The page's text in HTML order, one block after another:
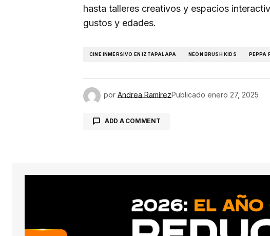
hasta talleres creativos y espacios
gustos y edades.
CINE INMERSIVO EN IZTAPALAPA NEON BRUSH KIDS PEPPA
por Andrea RamírezPublicado enero 27, 2025
ADD A COMMENT